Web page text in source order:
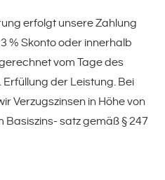
erfolgt unsere Zahlung
% Skonto oder innerhalb
vom Tage des
der Leistung. Bei
Verzugszinsen in Höhe von
Basiszins- satz gemäß § 247